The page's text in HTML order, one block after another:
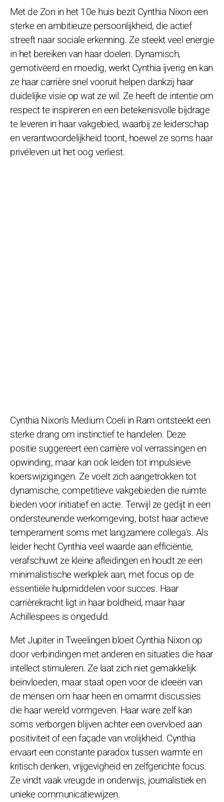
Met de Zon in het 10e huis bezit Cynthia Nixon een
sterke en ambitieuze persoonlijkheid, die actief
streeft naar sociale erkenning. Ze steekt veel energie
in het bereiken van haar doelen. Dynamisch,
gemotiveerd en moedig, werkt Cynthia ijverig en kan
ze haar carrière snel vooruit helpen dankzij haar
duidelijke visie op wat ze wil. Ze heeft de intentie om
respect te inspireren en een betekenisvolle bijdrage
te leveren in haar vakgebied, waarbij ze leiderschap
en verantwoordelijkheid toont, hoewel ze soms haar
privéleven uit het oog verliest.
Cynthia Nixon's Medium Coeli in Ram ontsteekt een
sterke drang om instinctief te handelen. Deze
positie suggereert een carrière vol verrassingen en
opwinding, maar kan ook leiden tot impulsieve
koerswijzigingen. Ze voelt zich aangetrokken tot
dynamische, competitieve vakgebieden die ruimte
bieden voor initiatief en actie. Terwijl ze gedijt in een
ondersteunende werkomgeving, botst haar actieve
temperament soms met langzamere collega's. Als
leider hecht Cynthia veel waarde aan efficiëntie,
verafschuwt ze kleine afleidingen en houdt ze een
minimalistische werkplek aan, met focus op de
essentiële hulpmiddelen voor succes. Haar
carrièrekracht ligt in haar boldheid, maar haar
Achillespees is ongeduld.
Met Jupiter in Tweelingen bloeit Cynthia Nixon op
door verbindingen met anderen en situaties die haar
intellect stimuleren. Ze laat zich niet gemakkelijk
beïnvloeden, maar staat open voor de ideeën van
de mensen om haar heen en omarmt discussies
die haar wereld vormgeven. Haar ware zelf kan
soms verborgen blijven achter een overvloed aan
positiviteit of een façade van vrolijkheid. Cynthia
ervaart een constante paradox tussen warmte en
kritisch denken, vrijgevigheid en zelfgerichte focus.
Ze vindt vaak vreugde in onderwijs, journalistiek en
unieke communicatiewijzen.